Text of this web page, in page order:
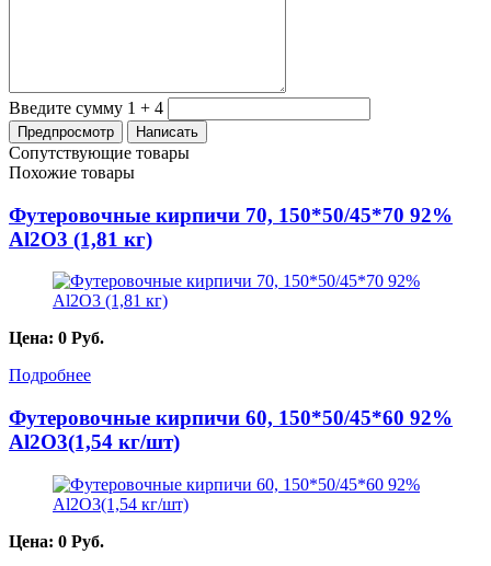
Введите сумму 1 + 4
Сопутствующие товары
Похожие товары
Футеровочные кирпичи 70, 150*50/45*70 92%
Al2O3 (1,81 кг)
Цена: 0 Руб.
Подробнее
Футеровочные кирпичи 60, 150*50/45*60 92%
Al2O3(1,54 кг/шт)
Цена: 0 Руб.